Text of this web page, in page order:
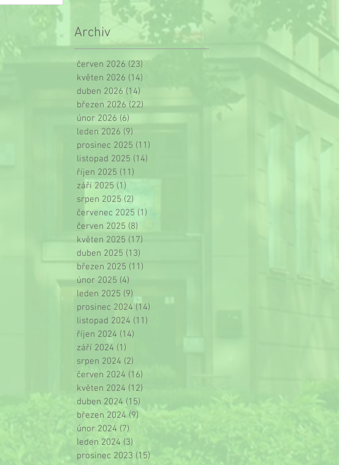
Archiv
červen 2026 (23)
květen 2026 (14)
duben 2026 (14)
březen 2026 (22)
únor 2026 (6)
leden 2026 (9)
prosinec 2025 (11)
listopad 2025 (14)
říjen 2025 (11)
září 2025 (1)
srpen 2025 (2)
červenec 2025 (1)
červen 2025 (8)
květen 2025 (17)
duben 2025 (13)
březen 2025 (11)
únor 2025 (4)
leden 2025 (9)
prosinec 2024 (14)
listopad 2024 (11)
říjen 2024 (14)
září 2024 (1)
srpen 2024 (2)
červen 2024 (16)
květen 2024 (12)
duben 2024 (15)
březen 2024 (9)
únor 2024 (7)
leden 2024 (3)
prosinec 2023 (15)